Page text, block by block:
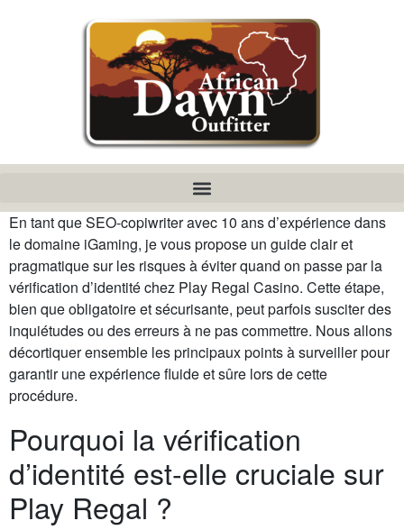
En tant que SEO-copiwriter avec 10 ans d’expérience dans
le domaine iGaming, je vous propose un guide clair et
pragmatique sur les risques à éviter quand on passe par la
vérification d’identité chez Play Regal Casino. Cette étape,
bien que obligatoire et sécurisante, peut parfois susciter des
inquiétudes ou des erreurs à ne pas commettre. Nous allons
décortiquer ensemble les principaux points à surveiller pour
garantir une expérience fluide et sûre lors de cette
procédure.
Pourquoi la vérification
d’identité est-elle cruciale sur
Play Regal ?